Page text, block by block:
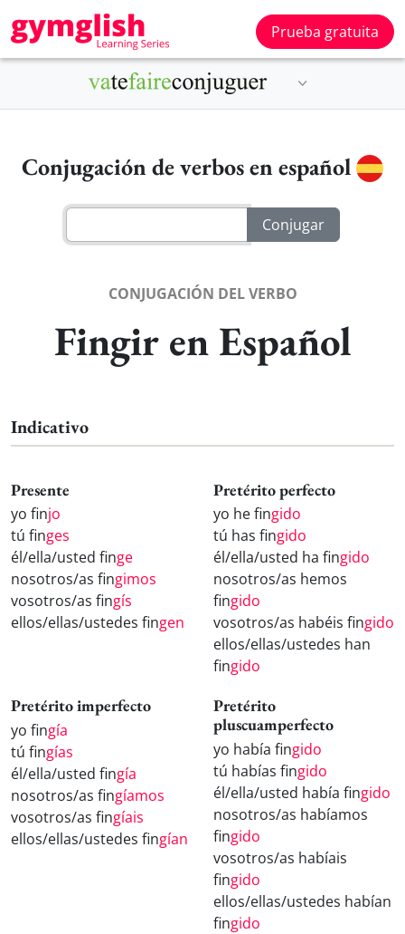
Prueba gratuita
Conjugación de verbos en español
CONJUGACIÓN DEL VERBO
Fingir en Español
Indicativo
Presente
yo finjo
tú finges
él/ella/usted finge
nosotros/as fingimos
vosotros/as fingís
ellos/ellas/ustedes fingen
Pretérito perfecto
yo he fingido
tú has fingido
él/ella/usted ha fingido
nosotros/as hemos
fingido
vosotros/as habéis fingido
ellos/ellas/ustedes han
fingido
Pretérito imperfecto
yo fingía
tú fingías
él/ella/usted fingía
nosotros/as fingíamos
vosotros/as fingíais
ellos/ellas/ustedes fingían
Pretérito
pluscuamperfecto
yo había fingido
tú habías fingido
él/ella/usted había fingido
nosotros/as habíamos
fingido
vosotros/as habíais
fingido
ellos/ellas/ustedes habían
fingido